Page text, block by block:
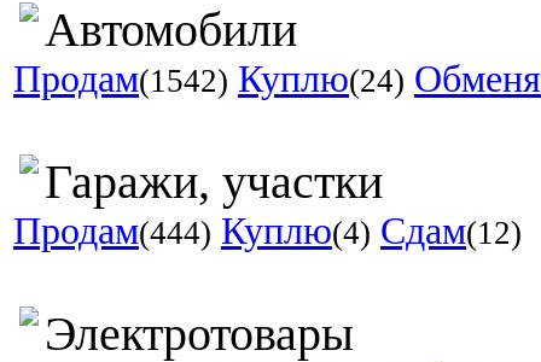
Автомобили
Продам(1542) Куплю(24)
Гаражи, участки
Продам(444) Куплю(4) Сдам(12)
Электротовары